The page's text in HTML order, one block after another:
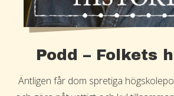
Podd – Folkets
Äntligen får dom spretiga